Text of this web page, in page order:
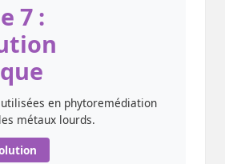
7 :
en phytoremédiation
métaux lourds.